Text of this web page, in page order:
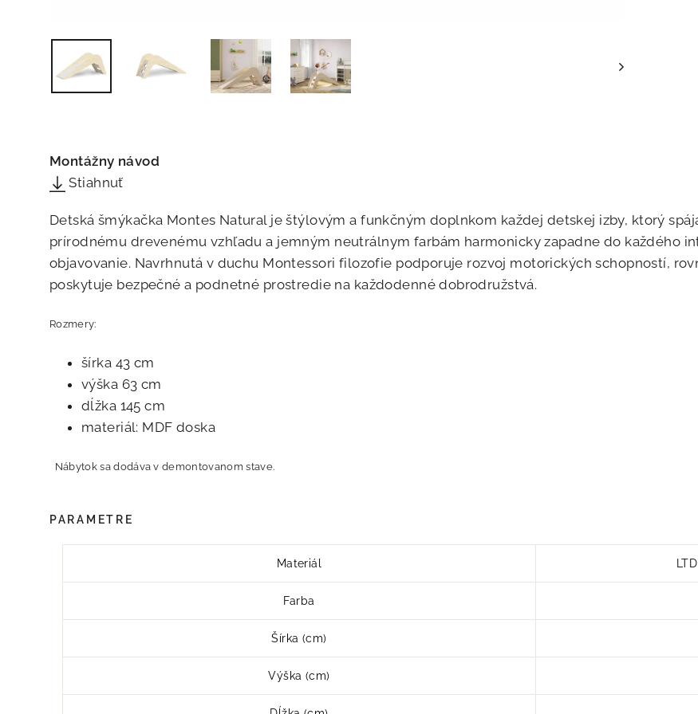
Montážny návod
Stiahnuť
Detská šmýkačka Montes Natural je štýlovým a funkčným doplnkom každej detskej izby, ktorý
prírodnému drevenému vzhľadu a jemným neutrálnym farbám harmonicky zapadne do každého
objavovanie. Navrhnutá v duchu Montessori filozofie podporuje rozvoj motorických schopností,
poskytuje bezpečné a podnetné prostredie na každodenné dobrodružstvá.
Rozmery:
šírka 43 cm
výška 63 cm
dĺžka 145 cm
materiál: MDF doska
Nábytok sa dodáva v demontovanom stave.
PARAMETRE
Materiál
Farba
Šírka (cm)
Výška (cm)